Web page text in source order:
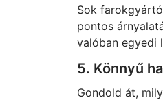
Sok
pontos
valóban egyedi
5. Könnyű
Gondold át,